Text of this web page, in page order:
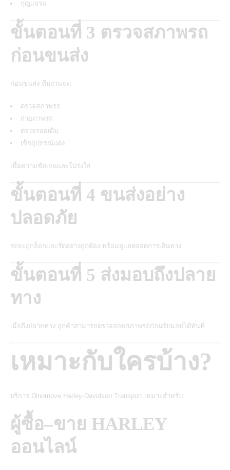
กุญแจรถ
ขั้นตอนที่ 3 ตรวจสภาพรถ
ก่อนขนส่ง
ก่อนขนส่ง ทีมงานจะ:
ตรวจสภาพรถ
ถ่ายภาพรถ
ตรวจรอยเดิม
เช็กอุปกรณ์แต่ง
เพื่อความชัดเจนและโปร่งใส
ขั้นตอนที่ 4 ขนส่งอย่าง
ปลอดภัย
รถจะถูกล็อกและรัดอย่างถูกต้อง พร้อมดูแลตลอดการเดินทาง
ขั้นตอนที่ 5 ส่งมอบถึงปลาย
ทาง
เมื่อถึงปลายทาง ลูกค้าสามารถตรวจสอบสภาพรถก่อนรับมอบได้ทันที
เหมาะกับใครบ้าง?
บริการ Dinomove Harley-Davidson Transport เหมาะสำหรับ:
ผู้ซื้อ–ขาย HARLEY
ออนไลน์